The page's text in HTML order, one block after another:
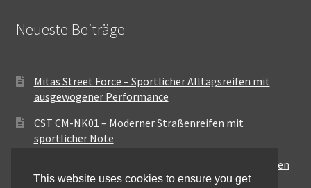
Neueste Beiträge
Mitas Street Force – Sportlicher Alltagsreifen mit
ausgewogener Performance
CST CM-NK01 – Moderner Straßenreifen mit
sportlicher Note
Maxxis MA-ST3 – Ausgewogener Sport-Touring-Reifen
für vielseitige Einsätze
This website uses cookies to ensure you get